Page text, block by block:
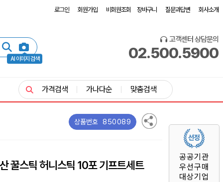
로그인 회원가입 비회원조회 장바구니 질문과답변 회사소개
AI 이미지 검색
고객센터 상담문의
02.500.5900
공공기관
우선구매
대상기업
가격검색 가나다순 맞춤검색
상품번호 850089
꿀스틱 허니스틱 10포 기프트세트